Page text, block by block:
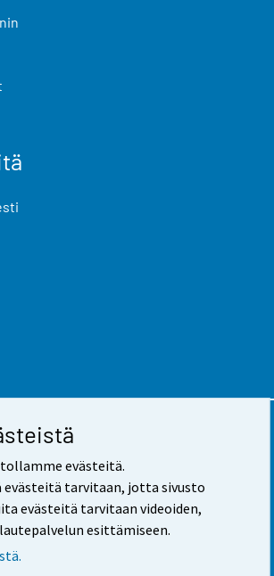
evästeitä.
tarvitaan, jotta sivusto
evästeitä tarvitaan videoiden,
esittämiseen.